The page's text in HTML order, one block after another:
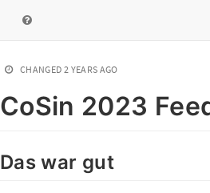
CHANGED 2 YEARS AGO
CoSin 2023
Das war gut